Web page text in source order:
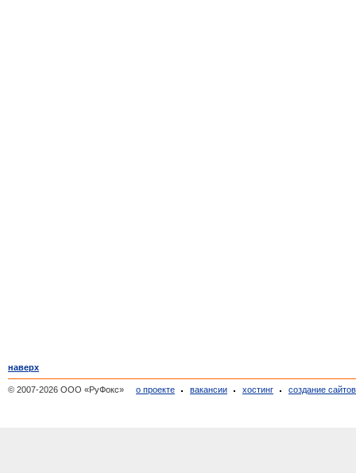
наверх
© 2007-2026 ООО «РуФокс» о проекте вакансии хостинг создание сайтов